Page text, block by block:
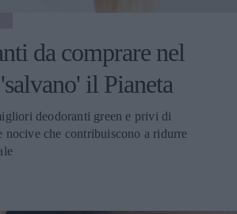
da comprare nel
il Pianeta
deodoranti green e privi di
nocive che contribuiscono a ridurre